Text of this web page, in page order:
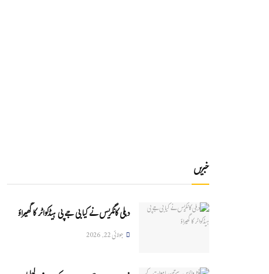
خبریں
دہلی کانگریس نے کیا بی جے پی ہیڈکواٹر کا گھیراؤ
جولائی 22, 2026